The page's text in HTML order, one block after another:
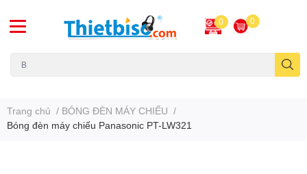
0 0
Trang chủ / BÓNG ĐÈN MÁY CHIẾU /
Bóng đèn máy chiếu Panasonic PT-LW321